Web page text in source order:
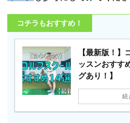
コチラもおすすめ！
【最新版！】
ッスンおすす
グあり！】
続